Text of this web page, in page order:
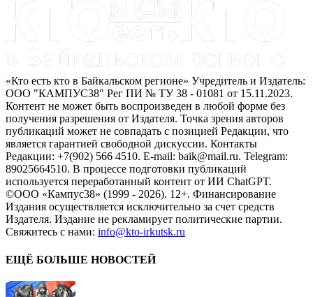
«Кто есть кто в Байкальском регионе» Учредитель и Издатель:
ООО "КАМПУС38" Рег ПИ № ТУ 38 - 01081 от 15.11.2023.
Контент не может быть воспроизведен в любой форме без
получения разрешения от Издателя. Точка зрения авторов
публикаций может не совпадать с позицией Редакции, что
является гарантией свободной дискуссии. Контакты
Редакции: +7(902) 566 4510. E-mail: baik@mail.ru. Telegram:
89025664510. В процессе подготовки публикаций
используется переработанный контент от ИИ ChatGPT.
©ООО «Кампус38» (1999 - 2026). 12+. Финансирование
Издания осуществляется исключительно за счет средств
Издателя. Издание не рекламирует политические партии.
Свяжитесь с нами: info@kto-irkutsk.ru
ЕЩЁ БОЛЬШЕ НОВОСТЕЙ